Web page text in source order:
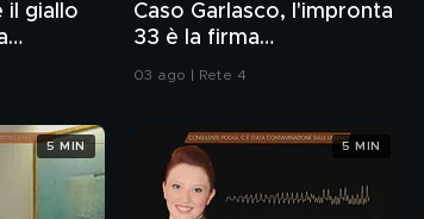
il giallo
Caso Garlasco, l'impronta
33 è la firma
dell'assassino?
03 ago | Rete 4
5 MIN 5 MIN